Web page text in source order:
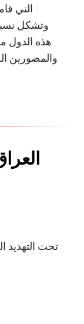
وتشكل
هذه الدول
والمصورين
تحت التهديد